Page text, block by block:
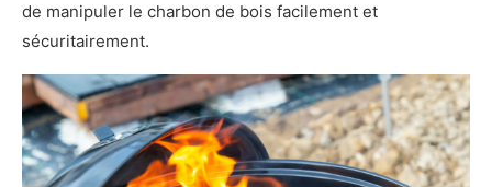
de manipuler le charbon de bois facilement et
sécuritairement.